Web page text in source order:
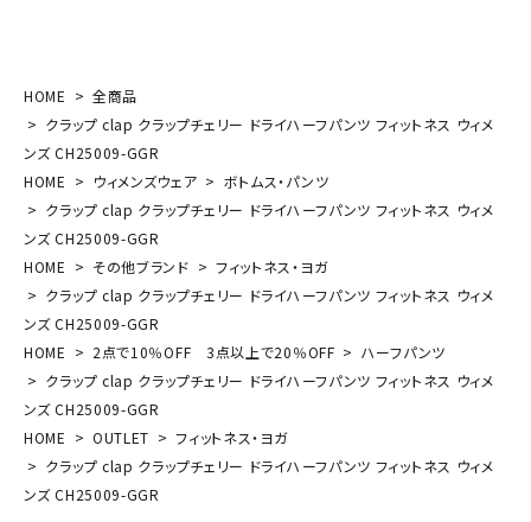
HOME
全商品
クラップ clap クラップチェリー ドライハーフパンツ フィットネス ウィメ
ンズ CH25009-GGR
HOME
ウィメンズウェア
ボトムス・パンツ
クラップ clap クラップチェリー ドライハーフパンツ フィットネス ウィメ
ンズ CH25009-GGR
HOME
その他ブランド
フィットネス・ヨガ
クラップ clap クラップチェリー ドライハーフパンツ フィットネス ウィメ
ンズ CH25009-GGR
HOME
2点で10％OFF 3点以上で20％OFF
ハーフパンツ
クラップ clap クラップチェリー ドライハーフパンツ フィットネス ウィメ
ンズ CH25009-GGR
HOME
OUTLET
フィットネス・ヨガ
クラップ clap クラップチェリー ドライハーフパンツ フィットネス ウィメ
ンズ CH25009-GGR